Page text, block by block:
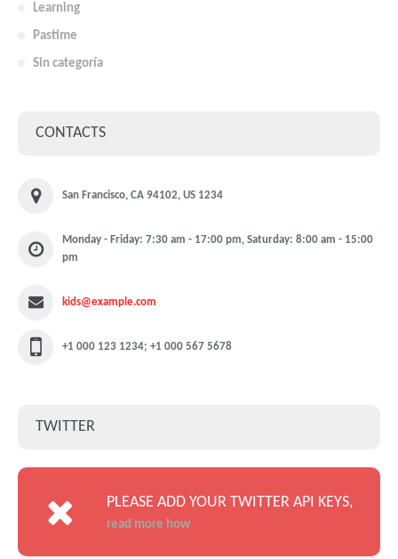
Learning
Pastime
Sin categoría
CONTACTS
San Francisco, CA 94102, US 1234
Monday - Friday: 7:30 am - 17:00 pm, Saturday: 8:00 am - 15:00
pm
kids@example.com
+1 000 123 1234; +1 000 567 5678
TWITTER
PLEASE ADD YOUR TWITTER API KEYS,
read more how